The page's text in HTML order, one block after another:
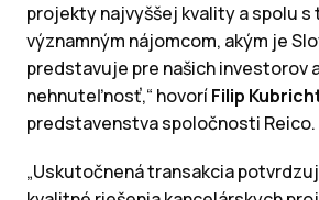
projekty najvyššej kvality a spolu s
významným nájomcom, akým je
predstavuje pre našich investorov
nehnuteľnosť,“ hovoríFilip
predstavenstva spoločnosti Reico.
„Uskutočnená transakcia